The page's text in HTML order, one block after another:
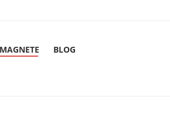
BLOG